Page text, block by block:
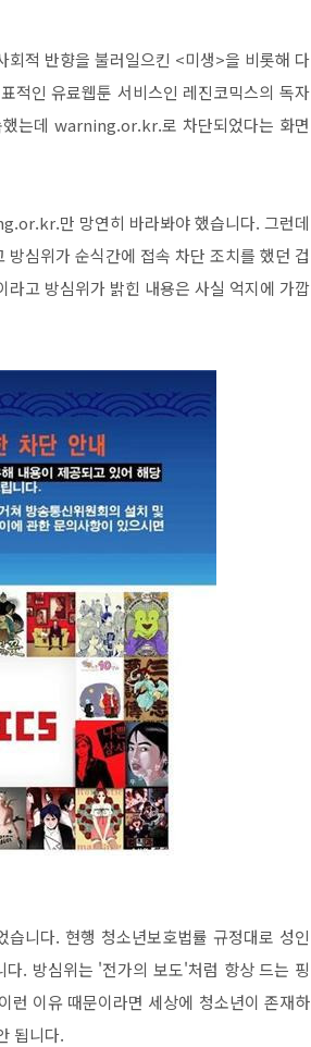
적 반향을 불러일으킨 <미생>을 비롯해 다
적인 유료웹툰 서비스인 레진코믹스의 독자
는데 warning.or.kr.로 차단되었다는 화면
만 망연히 바라봐야 했습니다. 그런데
심위가 순식간에 접속 차단 조치를 했던 겁
고 방심위가 밝힌 내용은 사실 억지에 가깝
니다. 현행 청소년보호법률 규정대로 성인
. 방심위는 '전가의 보도'처럼 항상 드는 핑
런 이유 때문이라면 세상에 청소년이 존재하
됩니다.